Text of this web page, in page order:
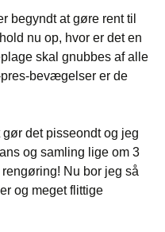
begyndt at gøre rent til
nu op, hvor er det en
skal gnubbes af alle
bevægelser er de
det pisseondt og jeg
og samling lige om 3
Nu bor jeg så
og meget flittige